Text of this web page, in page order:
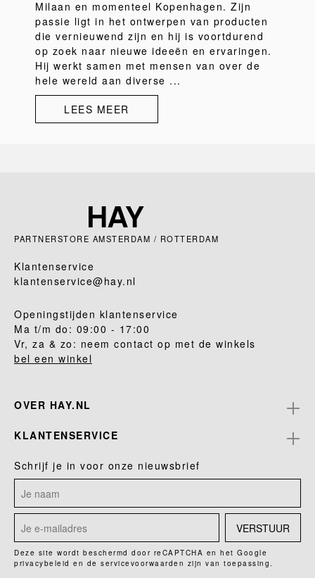
Milaan en momenteel Kopenhagen. Zijn
passie ligt in het ontwerpen van producten
die vernieuwend zijn en hij is voortdurend
op zoek naar nieuwe ideeën en ervaringen.
Hij werkt samen met mensen van over de
hele wereld aan diverse ...
LEES MEER
PARTNERSTORE AMSTERDAM / ROTTERDAM
Klantenservice
klantenservice@hay.nl
Openingstijden klantenservice
Ma t/m do: 09:00 - 17:00
Vr, za & zo: neem contact op met de winkels
bel een winkel
OVER HAY.NL
KLANTENSERVICE
Schrijf je in voor onze nieuwsbrief
VERSTUUR
Deze site wordt beschermd door reCAPTCHA en het Google
privacybeleid en de servicevoorwaarden zijn van toepassing.